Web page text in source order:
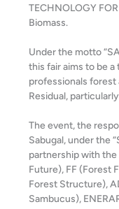
TECHNOLOGY
Biomass.
Under the motto
this fair aims to be
professionals forest
Residual,
The event, the
Sabugal, under the
partnership with
Future), FF (Forest
Forest Structure),
Sambucus),